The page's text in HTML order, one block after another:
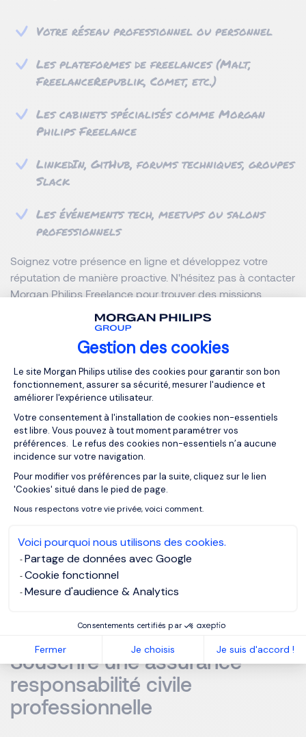
Gestion des cookies
Plateforme de Gestion du
Le site Morgan Philips utilise des cookies pour garantir son bon
fonctionnement, assurer sa sécurité, mesurer l'audience et
améliorer l'expérience utilisateur.
Votre consentement à l'installation de cookies non-essentiels
est libre. Vous pouvez à tout moment paramétrer vos
préférences. Le refus des cookies non-essentiels n’a aucune
incidence sur votre navigation.
Pour modifier vos préférences par la suite, cliquez sur le lien
'Cookies' situé dans le pied de page.
Nous respectons votre vie privée, voici comment.
Voici pourquoi nous utilisons des cookies.
Partage de données avec Google
Cookie fonctionnel
Mesure d'audience & Analytics
Consentements certifiés par
Fermer Je choisis Je suis d'accord !
Axeptio consent
Votre réseau professionnel ou personnel
Les plateformes de freelances (Malt,
FreelanceRepublik, Comet, etc.)
Les cabinets spécialisés comme Morgan
Philips Freelance
LinkedIn, GitHub, forums techniques, groupes
Slack
Les événements tech, meetups ou salons
professionnels
Soignez votre présence en ligne et développez votre
réputation de manière proactive. N'hésitez pas à contacter
Morgan Philips Freelance pour trouver des missions.
Gérer l'administratif en toute
autonomie
En tant que freelance, vous êtes aussi votre propre
gestionnaire. Il vous faudra :
Émettre des devis et factures conformes
Suivre votre trésorerie
Tenir une comptabilité rigoureuse
Des outils comme Freebe, Indy ou QuickBooks peuvent
vous faciliter la tâche, mais l’accompagnement d’un
Souscrire une assurance
responsabilité civile
professionnelle